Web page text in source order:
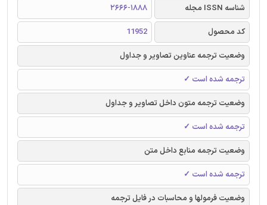
شناسه ISSN مجله
2666-1888
کد محصول
11952
وضعیت ترجمه عناوین تصاویر و جداول
ترجمه شده است ✓
وضعیت ترجمه متون داخل تصاویر و جداول
ترجمه شده است ✓
وضعیت ترجمه منابع داخل متن
ترجمه شده است ✓
وضعیت فرمولها و محاسبات در فایل ترجمه